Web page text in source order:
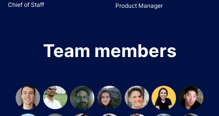
Chief of Staff Product Manager
Team members